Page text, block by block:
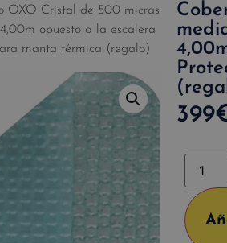
OXO Cristal de 500 micras
opuesto a la escalera
manta térmica (regalo)
399